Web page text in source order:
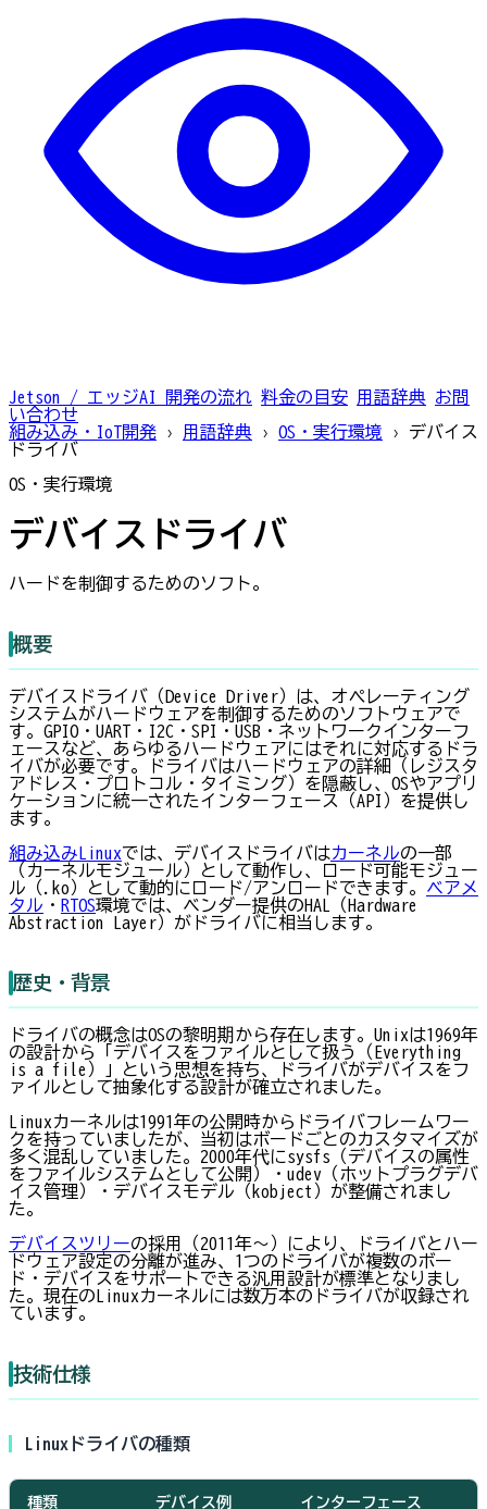
Jetson / エッジAI 開発の流れ 料金の目安 用語辞典 お問
い合わせ
組み込み・IoT開発
› 用語辞典 › OS・実行環境 ›
デバイス
ドライバ
OS・実行環境
デバイスドライバ
ハードを制御するためのソフト。
概要
デバイスドライバ（Device Driver）は、オペレーティング
システムがハードウェアを制御するためのソフトウェアで
す。GPIO・UART・I2C・SPI・USB・ネットワークインターフ
ェースなど、あらゆるハードウェアにはそれに対応するドラ
イバが必要です。ドライバはハードウェアの詳細（レジスタ
アドレス・プロトコル・タイミング）を隠蔽し、OSやアプリ
ケーションに統一されたインターフェース（API）を提供し
ます。
組み込みLinuxでは、デバイスドライバはカーネルの一部
（カーネルモジュール）として動作し、ロード可能モジュー
ル（.ko）として動的にロード/アンロードできます。 ベアメ
タル ・ RTOS環境では、ベンダー提供のHAL（Hardware
Abstraction Layer）がドライバに相当します。
歴史・背景
ドライバの概念はOSの黎明期から存在します。Unixは1969年
の設計から「デバイスをファイルとして扱う（Everything
is a file）」という思想を持ち、ドライバがデバイスをフ
ァイルとして抽象化する設計が確立されました。
Linuxカーネルは1991年の公開時からドライバフレームワー
クを持っていましたが、当初はボードごとのカスタマイズが
多く混乱していました。2000年代にsysfs（デバイスの属性
をファイルシステムとして公開）・udev（ホットプラグデバ
イス管理）・デバイスモデル（kobject）が整備されまし
た。
デバイスツリーの採用（2011年〜）により、ドライバとハー
ドウェア設定の分離が進み、1つのドライバが複数のボー
ド・デバイスをサポートできる汎用設計が標準となりまし
た。現在のLinuxカーネルには数万本のドライバが収録され
ています。
技術仕様
Linuxドライバの種類
種類 デバイス例 インターフェース